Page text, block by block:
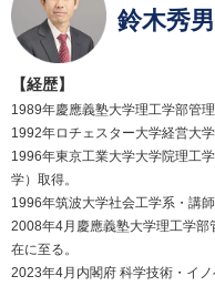
鈴木秀男
【経歴】
1989年慶應義塾大学理工学部管理
1992年ロチェスター大学経営大学
1996年東京工業大学大学院理工
学）取得。
1996年筑波大学社会工学系・講
2008年4月慶應義塾大学理工学
在に至る。
2023年4月内閣府 科学技術・イ